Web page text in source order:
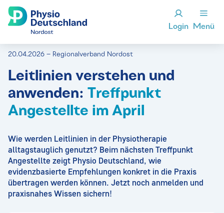
Login Menü
20.04.2026 – Regionalverband Nordost
Leitlinien verstehen und
anwenden: Treffpunkt
Angestellte im April
Wie werden Leitlinien in der Physiotherapie
alltagstauglich genutzt? Beim nächsten Treffpunkt
Angestellte zeigt Physio Deutschland, wie
evidenzbasierte Empfehlungen konkret in die Praxis
übertragen werden können. Jetzt noch anmelden und
praxisnahes Wissen sichern!